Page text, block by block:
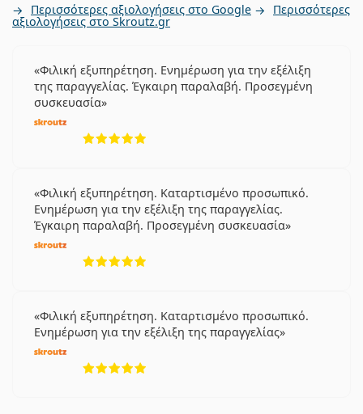
Περισσότερες αξιολογήσεις στο Google Περισσότερες
αξιολογήσεις στο Skroutz.gr
Φιλική εξυπηρέτηση. Ενημέρωση για την εξέλιξη
της παραγγελίας. Έγκαιρη παραλαβή. Προσεγμένη
συσκευασία
Φιλική εξυπηρέτηση. Καταρτισμένο προσωπικό.
Ενημέρωση για την εξέλιξη της παραγγελίας.
Έγκαιρη παραλαβή. Προσεγμένη συσκευασία
Φιλική εξυπηρέτηση. Καταρτισμένο προσωπικό.
Ενημέρωση για την εξέλιξη της παραγγελίας